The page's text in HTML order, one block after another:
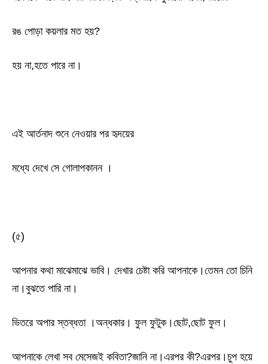
রঙ পোড়া কয়লার মত হয়?
হয় না,হতে পারে না।
এই আর্তনাদ শুনে নেওয়ার পর হৃদয়ের
মধ্যে দেখে সে গোলাপকানন ।
(৫)
আপনার কথা মাঝেমাঝে ভাবি। দেখার চেষ্টা করি আপনাকে।তেমন তো চিনি
না।বুঝতে পারি না।
ভিতরে অপার স্তব্ধতা ।অন্ধকার। ফুল ফুটুক।ছোট,ছোট ফুল।
আপনাকে লেখা সব মেসেজই কবিতা?জানি না।এরপর কী?এরপর।চুপ হয়ে